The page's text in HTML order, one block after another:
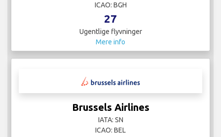
ICAO: BGH
27
Ugentlige flyvninger
Mere info
Brussels Airlines
IATA: SN
ICAO: BEL